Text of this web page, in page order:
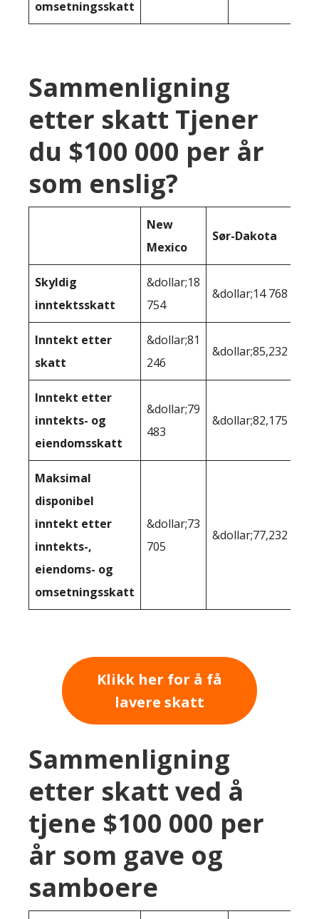
omsetningsskatt
Sammenligning
etter skatt Tjener
du $100 000 per år
som enslig?
New
Mexico
Sør-Dakota
Skyldig
inntektsskatt
&dollar;18
754
&dollar;14 768
Inntekt etter
skatt
&dollar;81
246
&dollar;85,232
Inntekt etter
inntekts- og
eiendomsskatt
&dollar;79
483
&dollar;82,175
Maksimal
disponibel
inntekt etter
inntekts-,
eiendoms- og
omsetningsskatt
&dollar;73
705
&dollar;77,232
Klikk her for å få
lavere skatt
Sammenligning
etter skatt ved å
tjene $100 000 per
år som gave og
samboere